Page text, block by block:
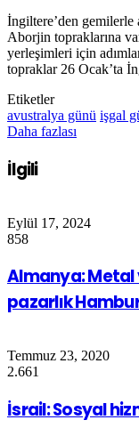
İngiltere’den gemilerle
Aborjin topraklarına
yerleşimleri için
topraklar 26 Ocak’ta
Etiketler
avustralya günü işgal
Daha fazlası
İlgili
Eylül 17, 2024
858
Almanya:
pazarlık
Temmuz 23, 2020
2.661
İsrail: Sosyal